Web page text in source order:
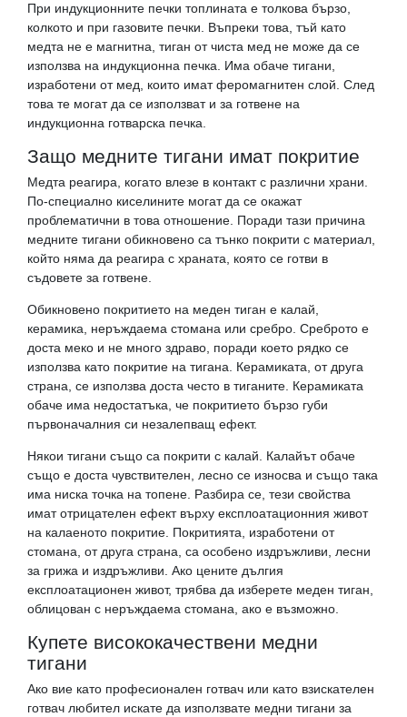
При индукционните печки топлината е толкова бързо,
колкото и при газовите печки. Въпреки това, тъй като
медта не е магнитна, тиган от чиста мед не може да се
използва на индукционна печка. Има обаче тигани,
изработени от мед, които имат феромагнитен слой. След
това те могат да се използват и за готвене на
индукционна готварска печка.
Защо медните тигани имат покритие
Медта реагира, когато влезе в контакт с различни храни.
По-специално киселините могат да се окажат
проблематични в това отношение. Поради тази причина
медните тигани обикновено са тънко покрити с материал,
който няма да реагира с храната, която се готви в
съдовете за готвене.
Обикновено покритието на меден тиган е калай,
керамика, неръждаема стомана или сребро. Среброто е
доста меко и не много здраво, поради което рядко се
използва като покритие на тигана. Керамиката, от друга
страна, се използва доста често в тиганите. Керамиката
обаче има недостатъка, че покритието бързо губи
първоначалния си незалепващ ефект.
Някои тигани също са покрити с калай. Калайът обаче
също е доста чувствителен, лесно се износва и също така
има ниска точка на топене. Разбира се, тези свойства
имат отрицателен ефект върху експлоатационния живот
на калаеното покритие. Покритията, изработени от
стомана, от друга страна, са особено издръжливи, лесни
за грижа и издръжливи. Ако цените дългия
експлоатационен живот, трябва да изберете меден тиган,
облицован с неръждаема стомана, ако е възможно.
Купете висококачествени медни
тигани
Ако вие като професионален готвач или като взискателен
готвач любител искате да използвате медни тигани за